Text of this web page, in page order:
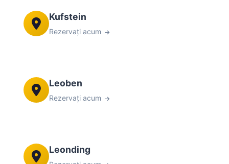
Kufstein
Rezervați acum
Leoben
Rezervați acum
Leonding